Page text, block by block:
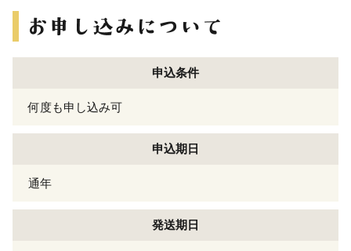
申込条件
何度も申し込み可
申込期日
通年
発送期日